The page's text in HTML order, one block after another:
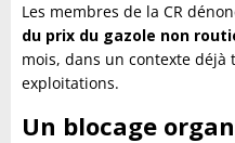
Les membres de la CR
du prix du gazole non
mois, dans un contexte
exploitations.
Un blocage